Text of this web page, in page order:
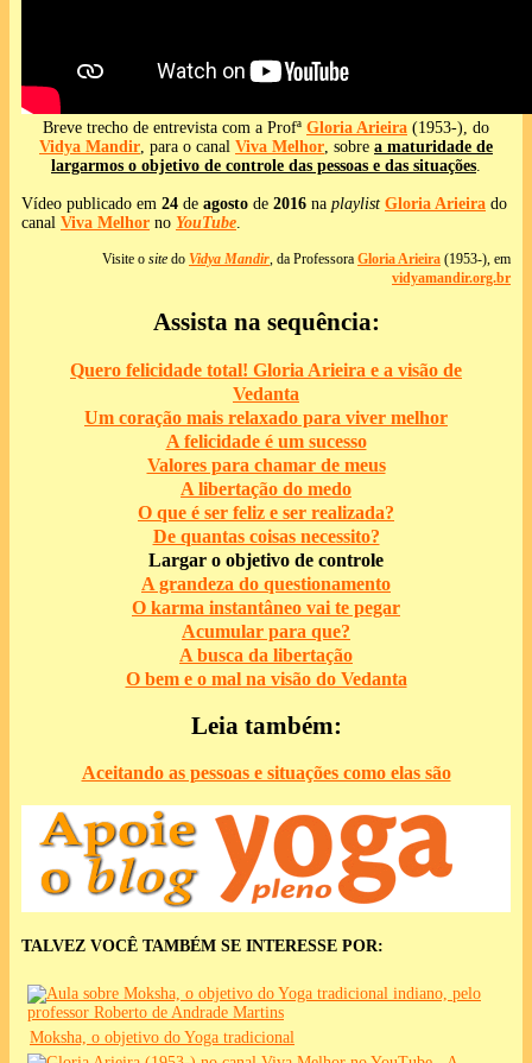
Breve trecho de entrevista com a Profª Gloria Arieira (1953-), do
Vidya Mandir , para o canal Viva Melhor , sobre a maturidade de
largarmos o objetivo de controle das pessoas e das situações
Vídeo publicado em 24 de agosto de 2016 na playlist Gloria Arieira do
canal Viva Melhor no YouTube
Visite o site do Vidya Mandir, da Professora Gloria Arieira (1953-), em
vidyamandir.org.br
Assista na sequência:
Quero felicidade total! Gloria Arieira e a visão de
Vedanta
Um coração mais relaxado para viver melhor
A felicidade é um sucesso
Valores para chamar de meus
A libertação do medo
O que é ser feliz e ser realizada?
De quantas coisas necessito?
Largar o objetivo de controle
A grandeza do questionamento
O karma instantâneo vai te pegar
Acumular para que?
A busca da libertação
O bem e o mal na visão do Vedanta
Leia também:
Aceitando as pessoas e situações como elas são
TALVEZ VOCÊ TAMBÉM SE INTERESSE POR:
Moksha, o objetivo do Yoga tradicional